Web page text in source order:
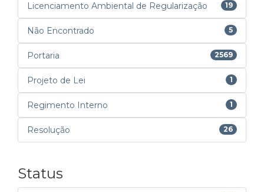
Licenciamento Ambiental de Regularização 19
Não Encontrado 5
Portaria 2569
Projeto de Lei 1
Regimento Interno 1
Resolução 26
Status